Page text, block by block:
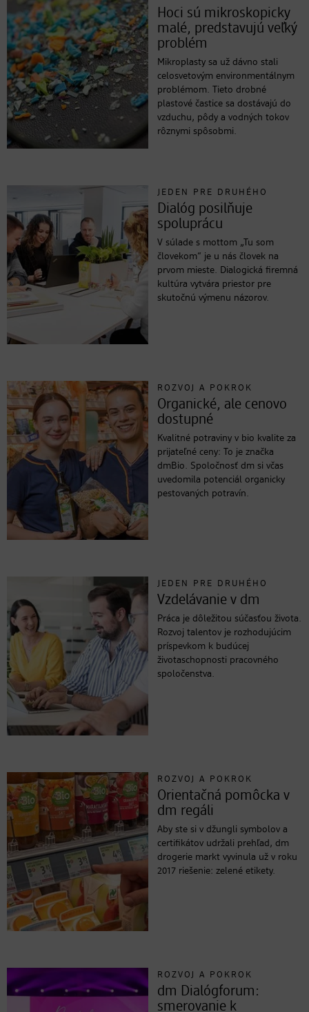
Hoci sú mikroskopicky
malé, predstavujú veľký
problém
Mikroplasty sa už dávno stali
celosvetovým environmentálnym
problémom. Tieto drobné
plastové častice sa dostávajú do
vzduchu, pôdy a vodných tokov
rôznymi spôsobmi.
JEDEN PRE DRUHÉHO
Dialóg posilňuje
spoluprácu
V súlade s mottom „Tu som
človekom“ je u nás človek na
prvom mieste. Dialogická firemná
kultúra vytvára priestor pre
skutočnú výmenu názorov.
ROZVOJ A POKROK
Organické, ale cenovo
dostupné
Kvalitné potraviny v bio kvalite za
prijateľné ceny: To je značka
dmBio. Spoločnosť dm si včas
uvedomila potenciál organicky
pestovaných potravín.
JEDEN PRE DRUHÉHO
Vzdelávanie v dm
Práca je dôležitou súčasťou života.
Rozvoj talentov je rozhodujúcim
príspevkom k budúcej
životaschopnosti pracovného
spoločenstva.
ROZVOJ A POKROK
Orientačná pomôcka v
dm regáli
Aby ste si v džungli symbolov a
certifikátov udržali prehľad, dm
drogerie markt vyvinula už v roku
2017 riešenie: zelené etikety.
ROZVOJ A POKROK
dm Dialógforum:
smerovanie k